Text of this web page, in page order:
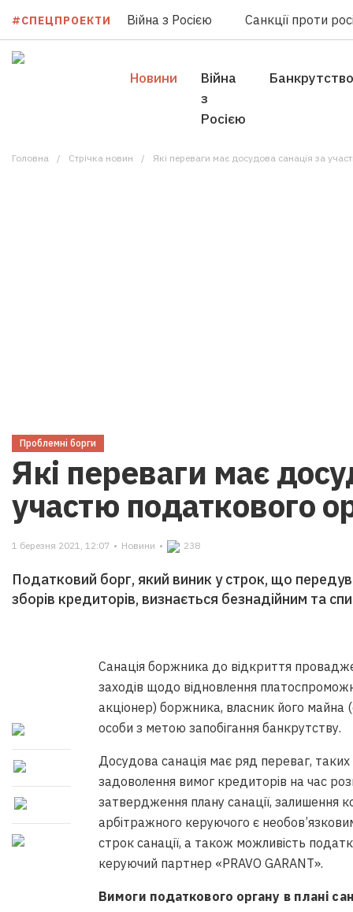
#СПЕЦПРОЕКТИ Війна з Росією Санкції проти
Новини
Війна
з
Росією
Банкрутство
Головна Стрічка новин Які переваги має досудова санація за
Проблемні борги
Які переваги має
участю податкового
1 березня 2021, 12:07 • Новини • 238
Податковий борг, який виник у строк, що
зборів кредиторів, визнається безнадійним та
Санація боржника до відкриття
заходів щодо відновлення
акціонер) боржника, власник його майна
особи з метою запобігання банкрутству.
Досудова санація має ряд переваг,
задоволення вимог кредиторів на час
затвердження плану санації,
арбітражного керуючого є
строк санації, а також можливість
керуючий партнер «PRAVO GARANT».
Вимоги податкового органу в плані